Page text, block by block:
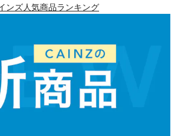
ンズ人気商品ランキング